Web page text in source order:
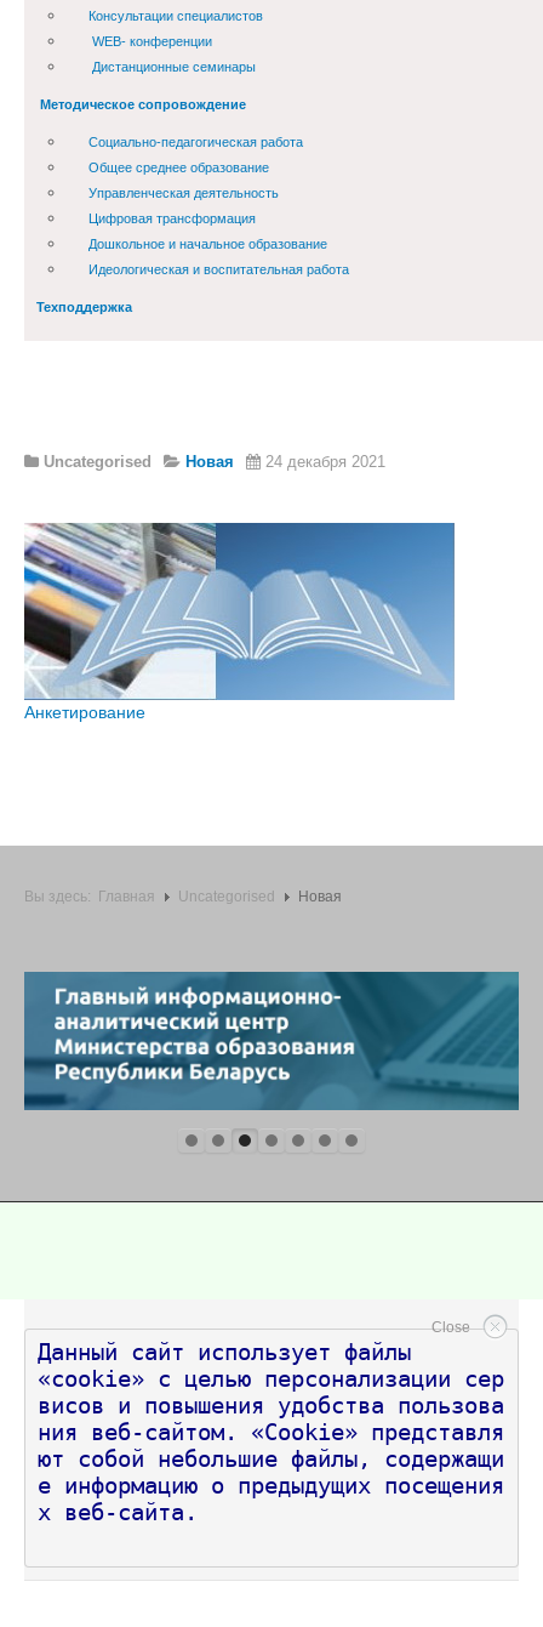
Консультации специалистов
WEB- конференции
Дистанционные семинары
Методическое сопровождение
Социально-педагогическая работа
Общее среднее образование
Управленческая деятельность
Цифровая трансформация
Дошкольное и начальное образование
Идеологическая и воспитательная работа
Техподдержка
Uncategorised Новая 24 декабря 2021
Анкетирование
Вы здесь: Главная Uncategorised Новая
Close
Данный сайт использует файлы
«cookie» с целью персонализации сер
висов и повышения удобства пользова
ния веб-сайтом. «Cookie» представля
ют собой небольшие файлы, содержащи
е информацию о предыдущих посещения
х веб-сайта.